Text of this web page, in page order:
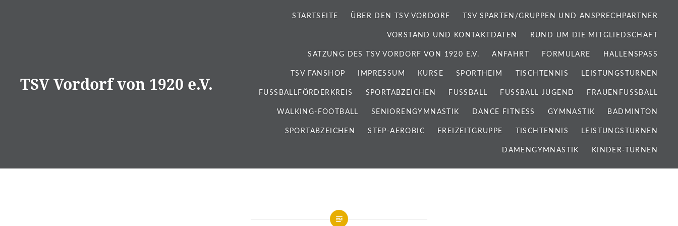
TSV Vordorf von 1920 e.V.
STARTSEITE ÜBER DEN TSV VORDORF TSV SPARTEN/GRUPPEN UND ANSPRECHPARTNER
VORSTAND UND KONTAKTDATEN RUND UM DIE MITGLIEDSCHAFT
SATZUNG DES TSV VORDORF VON 1920 E.V. ANFAHRT FORMULARE HALLENSPASS
TSV FANSHOP IMPRESSUM KURSE SPORTHEIM TISCHTENNIS LEISTUNGSTURNEN
FUSSBALLFÖRDERKREIS SPORTABZEICHEN FUSSBALL FUSSBALL JUGEND FRAUENFUSSBALL
WALKING-FOOTBALL SENIORENGYMNASTIK DANCE FITNESS GYMNASTIK BADMINTON
SPORTABZEICHEN STEP-AEROBIC FREIZEITGRUPPE TISCHTENNIS LEISTUNGSTURNEN
DAMENGYMNASTIK KINDER-TURNEN